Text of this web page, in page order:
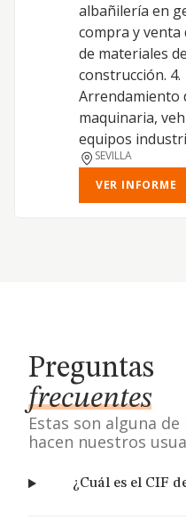
albañilería en
compra y
de materiales de
construcción. 4.
Arrendamiento
maquinaria,
equipos
SEVILLA
VER INFORME
Preguntas
frecuentes
Estas son alguna
hacen nuestros
¿Cuál es el CIF